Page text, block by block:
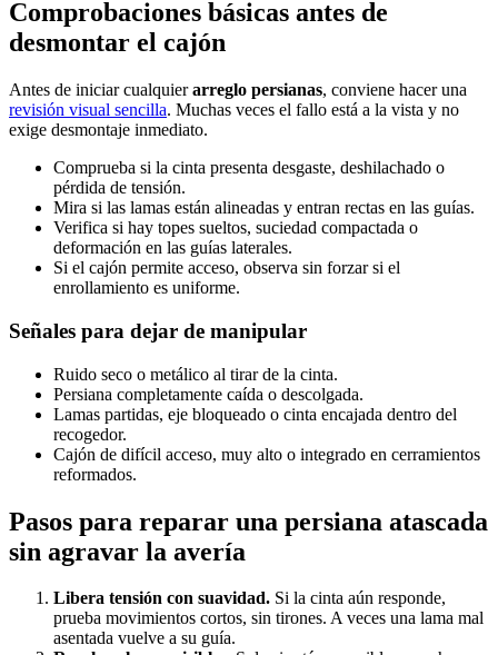
Comprobaciones básicas antes de
desmontar el cajón
Antes de iniciar cualquierarreglo persianas, conviene hacer una
revisión visual sencilla. Muchas veces el fallo está a la vista y no
exige desmontaje inmediato.
Comprueba si la cinta presenta desgaste, deshilachado o
pérdida de tensión.
Mira si las lamas están alineadas y entran rectas en las guías.
Verifica si hay topes sueltos, suciedad compactada o
deformación en las guías laterales.
Si el cajón permite acceso, observa sin forzar si el
enrollamiento es uniforme.
Señales para dejar de manipular
Ruido seco o metálico al tirar de la cinta.
Persiana completamente caída o descolgada.
Lamas partidas, eje bloqueado o cinta encajada dentro del
recogedor.
Cajón de difícil acceso, muy alto o integrado en cerramientos
reformados.
Pasos para reparar una persiana atascada
sin agravar la avería
Libera tensión con suavidad. Si la cinta aún responde,
prueba movimientos cortos, sin tirones. A veces una lama mal
asentada vuelve a su guía.